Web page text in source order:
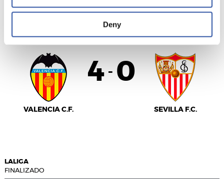
Deny
LALIGA
VALENCIA C.F.
4 - 0
SEVILLA F.C.
LALIGA
FINALIZADO